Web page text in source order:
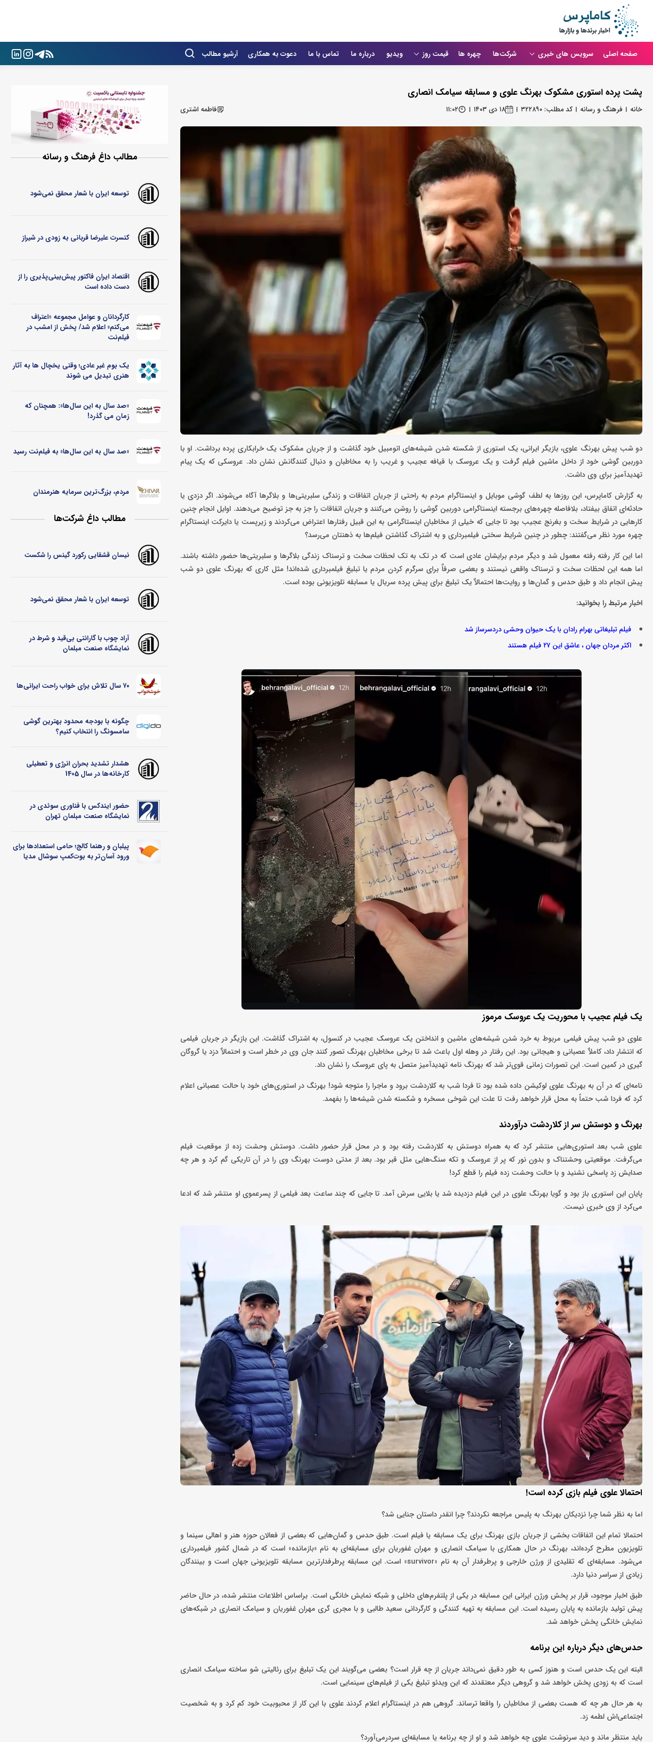
صفحه اصلی سرویس های خبری شرکت‌ها چهره ها قیمت روز ویدیو درباره ما تماس با ما دعوت به همکاری آرشیو مطالب
پشت پرده استوری مشکوک بهرنگ علوی و مسابقه سیامک انصاری
خانه فرهنگ و رسانه کد مطلب: ۳۲۲۸۹۰ ۱۸ دی ۱۴۰۳ ۱۱:۰۲ فاطمه اشتری
دو شب پیش بهرنگ علوی، بازیگر ایرانی، یک استوری از شکسته شدن شیشه‌های اتومبیل خود گذاشت و از جریان مشکوک یک خرابکاری پرده برداشت. او با
دوربین گوشی خود از داخل ماشین فیلم گرفت و یک عروسک با قیافه عجیب و غریب را به مخاطبان و دنبال کنندگانش نشان داد. عروسکی که یک پیام
تهدیدآمیز برای وی داشت.
به گزارش کاماپرس، این روزها به لطف گوشی موبایل و اینستاگرام مردم به راحتی از جریان اتفاقات و زندگی سلبریتی‌ها و بلاگرها آگاه می‌شوند. اگر دزدی یا
حادثه‌ای اتفاق بیفتاد، بلافاصله چهره‌های برجسته اینستاگرامی دوربین گوشی را روشن می‌کنند و جریان اتفاقات را جز به جز توضیح می‌دهند. اوایل انجام چنین
کارهایی در شرایط سخت و بغرنج عجیب بود تا جایی که خیلی از مخاطبان اینستاگرامی به این قبیل رفتارها اعتراض می‌کردند و زیرپست یا دایرکت اینستاگرام
چهره مورد نظر می‌گفتند: چطور در چنین شرایط سختی فیلمبرداری و به اشتراک گذاشتن فیلم‌ها به ذهنتان می‌رسد؟
اما این کار رفته رفته معمول شد و دیگر مردم برایشان عادی است که در تک به تک لحظات سخت و ترسناک زندگی بلاگرها و سلبریتی‌ها حضور داشته باشند.
اما همه این لحظات سخت و ترسناک واقعی نیستند و بعضی صرفاٌ برای سرگرم کردن مردم یا تبلیغ فیلمبرداری شده‌اند! مثل کاری که بهرنگ علوی دو شب
پیش انجام داد و طبق حدس و گمان‌ها و روایت‌ها احتمالاٌ یک تبلیغ برای پیش پرده سریال یا مسابقه تلویزیونی بوده است.
اخبار مرتبط را بخوانید:
فیلم تبلیغاتی بهرام رادان با یک حیوان وحشی دردسرساز شد
اکثر مردان جهان ، عاشق این ۲۷ فیلم هستند
یک فیلم عجیب با محوریت یک عروسک مرموز
علوی دو شب پیش فیلمی مربوط به خرد شدن شیشه‌های ماشین و انداختن یک عروسک عجیب در کنسول، به اشتراک گذاشت. این بازیگر در جریان فیلمی
که انتشار داد، کاملاٌ عصبانی و هیجانی بود. این رفتار در وهله اول باعث شد تا برخی مخاطبان بهرنگ تصور کنند جان وی در خطر است و احتمالاٌ دزد یا گروگان
گیری در کمین است. این تصورات زمانی قوی‌تر شد که بهرنگ نامه تهدیدآمیز متصل به پای عروسک را نشان داد.
نامه‌ای که در آن به بهرنگ علوی لوکیشن داده شده بود تا فردا شب به کلاردشت برود و ماجرا را متوجه شود! بهرنگ در استوری‌های خود با حالت عصبانی اعلام
کرد که فردا شب حتماً به محل قرار خواهد رفت تا علت این شوخی مسخره و شکسته شدن شیشه‌ها را بفهمد.
بهرنگ و دوستش سر از کلاردشت درآوردند
علوی شب بعد استوری‌هایی منتشر کرد که به همراه دوستش به کلاردشت رفته بود و در محل قرار حضور داشت. دوستش وحشت زده از موقعیت فیلم
می‌گرفت. موقعیتی وحشتناک و بدون نور که پر از عروسک و تکه سنگ‌هایی مثل قبر بود. بعد از مدتی دوست بهرنگ وی را در آن تاریکی گم کرد و هر چه
صدایش زد پاسخی نشنید و با حالت وحشت زده فیلم را قطع کرد!
پایان این استوری باز بود و گویا بهرنگ علوی در این فیلم دزدیده شد یا بلایی سرش آمد. تا جایی که چند ساعت بعد فیلمی از پسرعموی او منتشر شد که ادعا
می‌کرد از وی خبری نیست.
احتمالا علوی فیلم بازی کرده است!
اما به نظر شما چرا نزدیکان بهرنگ به پلیس مراجعه نکردند؟ چرا انقدر داستان جنایی شد؟
احتمالا تمام این اتفاقات بخشی از جریان بازی بهرنگ برای یک مسابقه یا فیلم است. طبق حدس و گمان‌هایی که بعضی از فعالان حوزه هنر و اهالی سینما و
تلویزیون مطرح کرده‌اند، بهرنگ در حال همکاری با سیامک انصاری و مهران غفوریان برای مسابقه‌ای به نام «بازمانده» است که در شمال کشور فیلمبرداری
می‌شود. مسابقه‌ای که تقلیدی از ورژن خارجی و پرطرفدار آن به نام «survivor» است. این مسابقه پرطرفدارترین مسابقه تلویزیونی جهان است و بینندگان
زیادی از سراسر دنیا دارد.
طبق اخبار موجود، قرار بر پخش ورژن ایرانی این مسابقه در یکی از پلتفرم‌های داخلی و شبکه نمایش خانگی است. براساس اطلاعات منتشر شده، در حال حاضر
پیش تولید بازمانده به پایان رسیده است. این مسابقه به تهیه کنندگی و کارگردانی سعید طالبی و با مجری گری مهران غفوریان و سیامک انصاری در شبکه‌های
نمایش خانگی پخش خواهد شد.
حدس‌های دیگر درباره این برنامه
البته این یک حدس است و هنوز کسی به طور دقیق نمی‌داند جریان از چه قرار است؟ بعضی می‌گویند این یک تبلیغ برای رئالیتی شو ساخته سیامک انصاری
است که به زودی پخش خواهد شد و گروهی دیگر معتقدند که این ویدئو تبلیغ یکی از فیلم‌های سینمایی است.
به هر حال هر چه که هست بعضی از مخاطبان را واقعا ترساند. گروهی هم در اینستاگرام اعلام کردند علوی با این کار از محبوبیت خود کم کرد و به شخصیت
اجتماعی‌اش لطمه زد.
باید منتظر ماند و دید سرنوشت علوی چه خواهد شد و او از چه برنامه یا مسابقه‌ای سردرمی‌آورد؟
مطالب داغ فرهنگ و رسانه
توسعه ایران با شعار محقق نمی‌شود
کنسرت علیرضا قربانی به زودی در شیراز
اقتصاد ایران فاکتور پیش‌بینی‌پذیری را از
دست داده است
کارگردانان و عوامل مجموعه «اعتراف
می‌کنم» اعلام شد/ پخش از امشب در
فیلم‌نت
یک بوم غیر عادی؛ وقتی یخچال ‌ها به آثار
هنری تبدیل می ‌شوند
«صد سال به این سال‌ها»: همچنان که
زمان می گذرد!
«صد سال به این سال‌ها» به فیلم‌نت رسید
مردم، بزرگ‌ترین سرمایه هنرمندان
مطالب داغ شرکت‌ها
نیسان قشقایی رکورد گینس را شکست
توسعه ایران با شعار محقق نمی‌شود
آراد چوب با گارانتی بی‌قید و شرط در
نمایشگاه صنعت مبلمان
۷۰ سال تلاش برای خواب راحت ایرانی‌ها
چگونه با بودجه محدود بهترین گوشی
سامسونگ را انتخاب کنیم؟
هشدار تشدید بحران انرژی و تعطیلی
کارخانه‌ها در سال 1405
حضور ایندکس با فناوری سوئدی در
نمایشگاه صنعت مبلمان تهران
پیلبان و رهنما کالج؛ حامی استعدادها برای
ورود آسان‌تر به بوت‌کمپ سوشال مدیا